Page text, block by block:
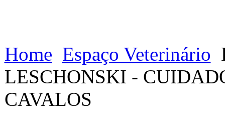
Home Espaço Veterinário
LESCHONSKI -
CAVALOS